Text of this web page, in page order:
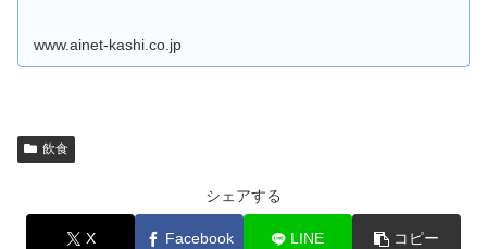
www.ainet-kashi.co.jp
飲食
シェアする
X Facebook LINE コピー